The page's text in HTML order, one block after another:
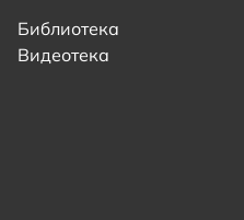
Библиотека
Видеотека